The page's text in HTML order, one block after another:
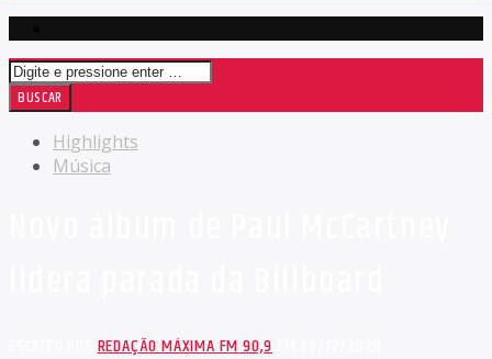
Highlights
Música
ESCRITO PORREDAÇÃO MÁXIMA FM 90,9EM 28/12/2020